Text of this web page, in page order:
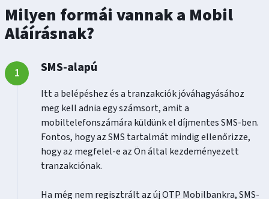
Milyen formái vannak a Mobil
Aláírásnak?
SMS-alapú
Itt a belépéshez és a tranzakciók jóváhagyásához
meg kell adnia egy számsort, amit a
mobiltelefonszámára küldünk el díjmentes SMS-ben.
Fontos, hogy az SMS tartalmát mindig ellenőrizze,
hogy az megfelel-e az Ön által kezdeményezett
tranzakciónak.
Ha még nem regisztrált az új OTP Mobilbankra, SMS-